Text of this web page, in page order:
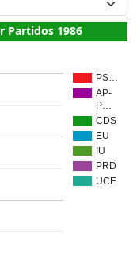
Partidos 1986
PS…
AP-
P…
CDS
EU
IU
PRD
UCE